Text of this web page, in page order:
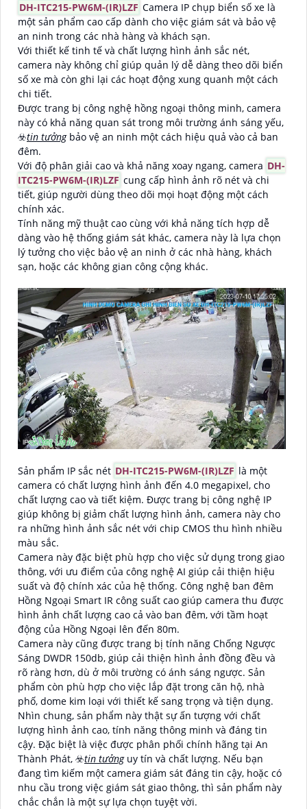
DH-ITC215-PW6M-(IR)LZF Camera IP chụp biển số xe là
một sản phẩm cao cấp dành cho việc giám sát và bảo vệ
an ninh trong các nhà hàng và khách sạn.
Với thiết kế tinh tế và chất lượng hình ảnh sắc nét,
camera này không chỉ giúp quản lý dễ dàng theo dõi biển
số xe mà còn ghi lại các hoạt động xung quanh một cách
chi tiết.
Được trang bị công nghệ hồng ngoại thông minh, camera
này có khả năng quan sát trong môi trường ánh sáng yếu,
☣️tin tưởngbảo vệ an ninh một cách hiệu quả vào cả ban
đêm.
Với độ phân giải cao và khả năng xoay ngang, camera DH-
ITC215-PW6M-(IR)LZF cung cấp hình ảnh rõ nét và chi
tiết, giúp người dùng theo dõi mọi hoạt động một cách
chính xác.
Tính năng mỹ thuật cao cùng với khả năng tích hợp dễ
dàng vào hệ thống giám sát khác, camera này là lựa chọn
lý tưởng cho việc bảo vệ an ninh ở các nhà hàng, khách
sạn, hoặc các không gian công cộng khác.
Sản phẩm IP sắc nét DH-ITC215-PW6M-(IR)LZF là một
camera có chất lượng hình ảnh đến 4.0 megapixel, cho
chất lượng cao và tiết kiệm. Được trang bị công nghệ IP
giúp không bị giảm chất lượng hình ảnh, camera này cho
ra những hình ảnh sắc nét với chip CMOS thu hình nhiều
màu sắc.
Camera này đặc biệt phù hợp cho việc sử dụng trong giao
thông, với ưu điểm của công nghệ AI giúp cải thiện hiệu
suất và độ chính xác của hệ thống. Công nghệ ban đêm
Hồng Ngoại Smart IR công suất cao giúp camera thu được
hình ảnh chất lượng cao cả vào ban đêm, với tầm hoạt
động của Hồng Ngoại lên đến 80m.
Camera này cũng được trang bị tính năng Chống Ngược
Sáng DWDR 150db, giúp cải thiện hình ảnh đồng đều và
rõ ràng hơn, dù ở môi trường có ánh sáng ngược. Sản
phẩm còn phù hợp cho việc lắp đặt trong căn hộ, nhà
phố, dome kim loại với thiết kế sang trọng và tiện dụng.
Nhìn chung, sản phẩm này thật sự ấn tượng với chất
lượng hình ảnh cao, tính năng thông minh và đáng tin
cậy. Đặc biệt là việc được phân phối chính hãng tại An
Thành Phát, ☣️tin tưởnguy tín và chất lượng. Nếu bạn
đang tìm kiếm một camera giám sát đáng tin cậy, hoặc có
nhu cầu trong việc giám sát giao thông, thì sản phẩm này
chắc chắn là một sự lựa chọn tuyệt vời.